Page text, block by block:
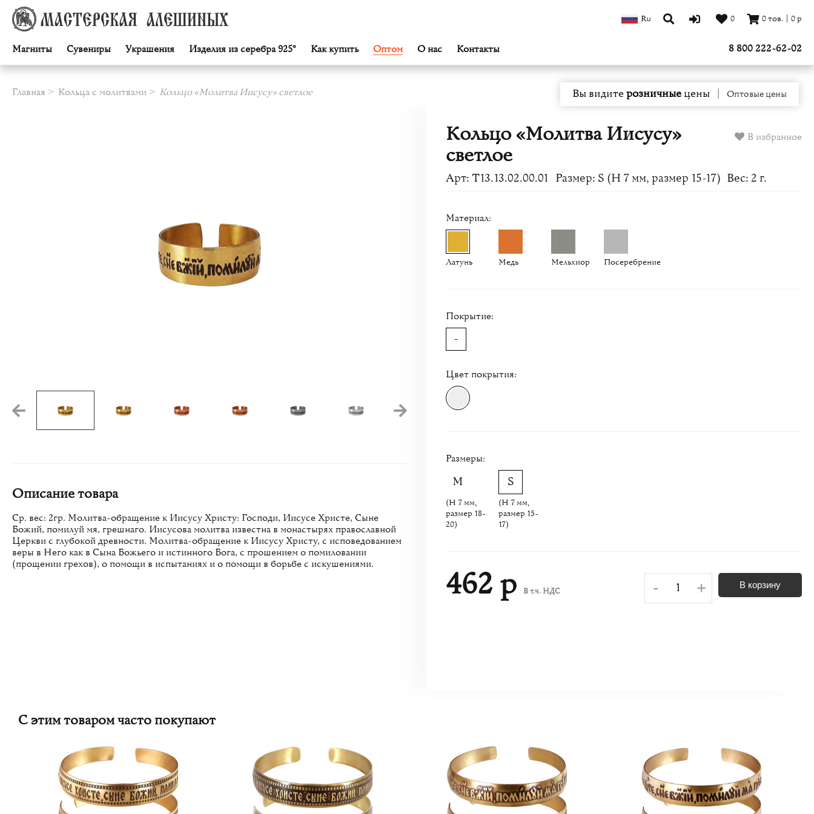
Магниты Сувениры Украшения Изделия из серебра 925° Как купить Оптом О нас Контакты
Ru 0 0тов. 0р
8 800 222-62-02
Главная Кольца с молитвами Кольцо «Молитва Иисусу» светлое Вы видитерозничныецены Оптовые цены
Описание товара
Ср. вес: 2гр. Молитва-обращение к Иисусу Христу: Господи, Иисусе Христе, Сыне
Божий, помилуй мя, грешнаго. Иисусова молитва известна в монастырях православной
Церкви с глубокой древности. Молитва-обращение к Иисусу Христу, с исповедованием
веры в Него как в Сына Божьего и истинного Бога, с прошением о помиловании
(прощении грехов), о помощи в испытаниях и о помощи в борьбе с искушениями.
В избранное
Кольцо «Молитва Иисусу»
светлое
Арт: Т13.13.02.00.01 Размер: S (H 7 мм, размер 15-17) Вес: 2 г.
Материал:
Латунь Медь Мельхиор Посеребрение
Покрытие:
-
Цвет покрытия:
Размеры:
(H 7 мм,
размер 18-
20)
(H 7 мм,
размер 15-
17)
462 р В т.ч. НДС - + В корзину
С этим товаром часто покупают